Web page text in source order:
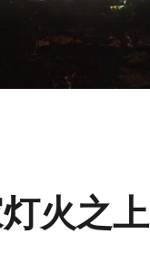
火之